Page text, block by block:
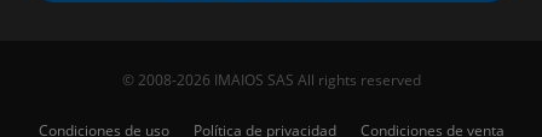
© 2008-2026 IMAIOS SAS All rights reserved
Condiciones de uso Política de privacidad Condiciones de venta